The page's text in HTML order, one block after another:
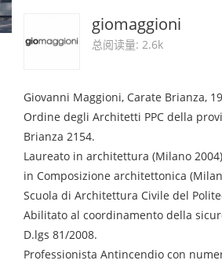
giomaggioni
总阅读量: 2.6k
Giovanni Maggioni, Carate Brianza,
Ordine degli Architetti PPC della
Brianza 2154.
Laureato in architettura (Milano
in Composizione architettonica
Scuola di Architettura Civile del
Abilitato al coordinamento della
D.lgs 81/2008.
Professionista Antincendio con